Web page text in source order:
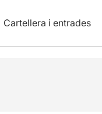
Cartellera i entrades